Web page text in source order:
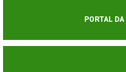
PORTAL